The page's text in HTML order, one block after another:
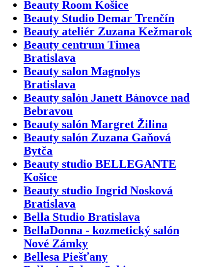
Beauty Room Košice
Beauty Studio Demar Trenčín
Beauty ateliér Zuzana Kežmarok
Beauty centrum Timea
Bratislava
Beauty salon Magnolys
Bratislava
Beauty salón Janett Bánovce nad
Bebravou
Beauty salón Margret Žilina
Beauty salón Zuzana Gaňová
Bytča
Beauty studio BELLEGANTE
Košice
Beauty studio Ingrid Nosková
Bratislava
Bella Studio Bratislava
BellaDonna - kozmetický salón
Nové Zámky
Bellesa Piešťany